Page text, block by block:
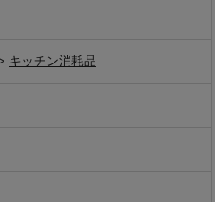
> キッチン消耗品